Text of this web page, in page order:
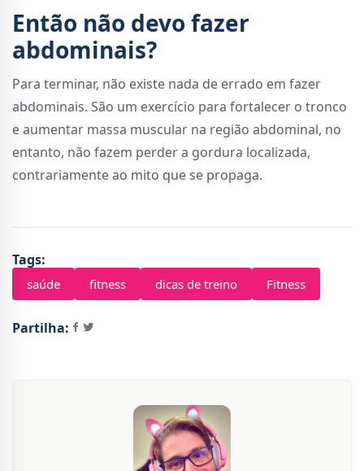
Então não devo fazer
abdominais?
Para terminar, não existe nada de errado em fazer
abdominais. São um exercício para fortalecer o tronco
e aumentar massa muscular na região abdominal, no
entanto, não fazem perder a gordura localizada,
contrariamente ao mito que se propaga.
Tags:
saúde fitness dicas de treino Fitness
Partilha: